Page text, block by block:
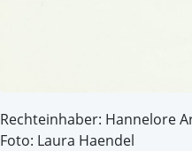
Rechteinhaber: Hannelore
Foto: Laura Haendel